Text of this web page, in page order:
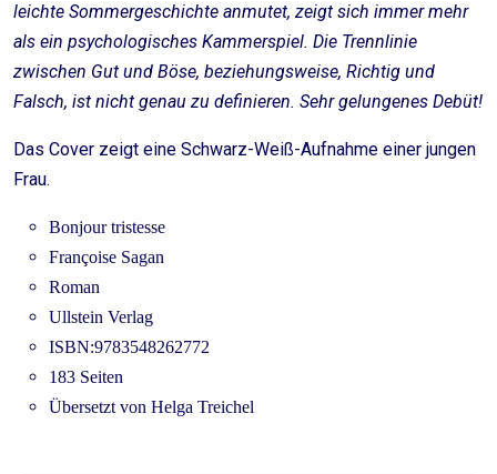
leichte Sommergeschichte anmutet, zeigt sich immer mehr
als ein psychologisches Kammerspiel. Die Trennlinie
zwischen Gut und Böse, beziehungsweise, Richtig und
Falsch, ist nicht genau zu definieren. Sehr gelungenes Debüt!
Das Cover zeigt eine Schwarz-Weiß-Aufnahme einer jungen
Frau.
Bonjour tristesse
Françoise Sagan
Roman
Ullstein Verlag
ISBN:9783548262772
183 Seiten
Übersetzt von Helga Treichel